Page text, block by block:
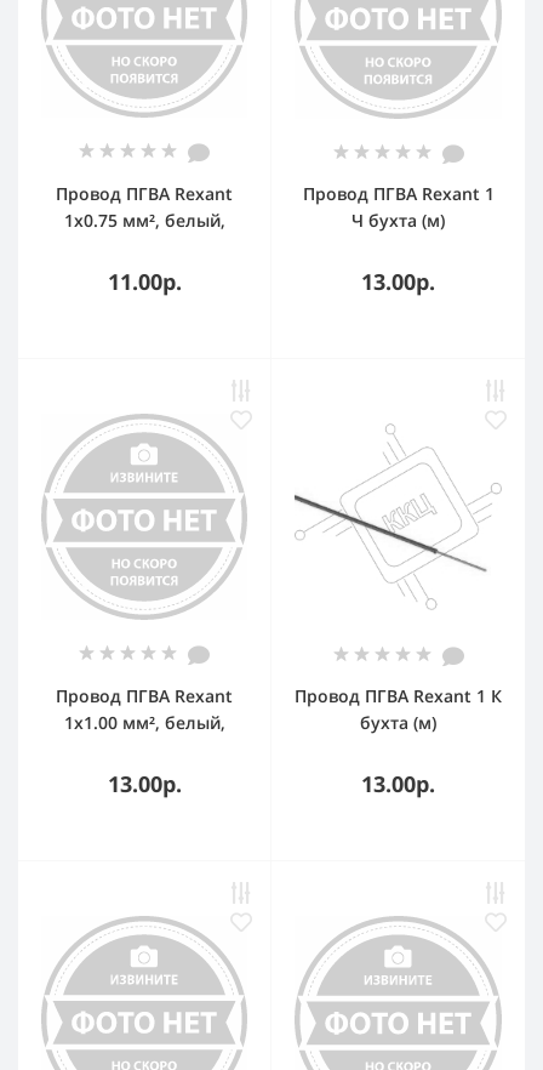
Провод ПГВА Rexant
1х0.75 мм², белый,
11.00р.
Провод ПГВА Rexant 1
Ч бухта (м)
13.00р.
Провод ПГВА Rexant
1х1.00 мм², белый,
13.00р.
Провод ПГВА Rexant 1 К
бухта (м)
13.00р.